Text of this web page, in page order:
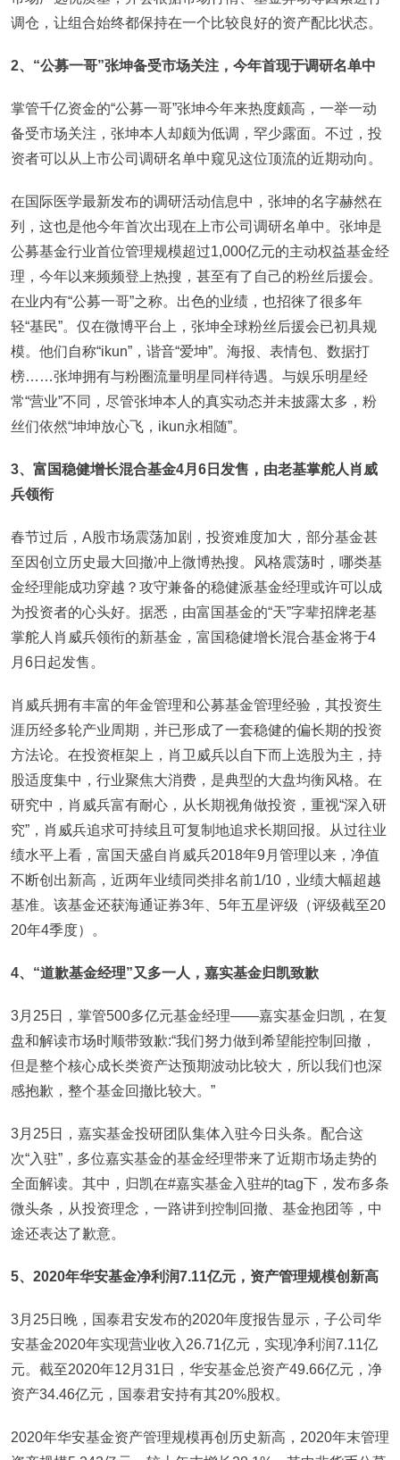
调仓，让组合始终都保持在一个比较良好的资产配比状态。
2、“公募一哥”张坤备受市场关注，今年首现于调研名单中
掌管千亿资金的“公募一哥”张坤今年来热度颇高，一举一动
备受市场关注，张坤本人却颇为低调，罕少露面。不过，投
资者可以从上市公司调研名单中窥见这位顶流的近期动向。
在国际医学最新发布的调研活动信息中，张坤的名字赫然在
列，这也是他今年首次出现在上市公司调研名单中。张坤是
公募基金行业首位管理规模超过1,000亿元的主动权益基金经
理，今年以来频频登上热搜，甚至有了自己的粉丝后援会。
在业内有“公募一哥”之称。出色的业绩，也招徕了很多年
轻“基民”。仅在微博平台上，张坤全球粉丝后援会已初具规
模。他们自称“ikun”，谐音“爱坤”。海报、表情包、数据打
榜……张坤拥有与粉圈流量明星同样待遇。与娱乐明星经
常“营业”不同，尽管张坤本人的真实动态并未披露太多，粉
丝们依然“坤坤放心飞，ikun永相随”。
3、富国稳健增长混合基金4月6日发售，由老基掌舵人肖威
兵领衔
春节过后，A股市场震荡加剧，投资难度加大，部分基金甚
至因创立历史最大回撤冲上微博热搜。风格震荡时，哪类基
金经理能成功穿越？攻守兼备的稳健派基金经理或许可以成
为投资者的心头好。据悉，由富国基金的“天”字辈招牌老基
掌舵人肖威兵领衔的新基金，富国稳健增长混合基金将于4
月6日起发售。
肖威兵拥有丰富的年金管理和公募基金管理经验，其投资生
涯历经多轮产业周期，并已形成了一套稳健的偏长期的投资
方法论。在投资框架上，肖卫威兵以自下而上选股为主，持
股适度集中，行业聚焦大消费，是典型的大盘均衡风格。在
研究中，肖威兵富有耐心，从长期视角做投资，重视“深入研
究”，肖威兵追求可持续且可复制地追求长期回报。从过往业
绩水平上看，富国天盛自肖威兵2018年9月管理以来，净值
不断创出新高，近两年业绩同类排名前1/10，业绩大幅超越
基准。该基金还获海通证券3年、5年五星评级（评级截至20
20年4季度）。
4、“道歉基金经理”又多一人，嘉实基金归凯致歉
3月25日，掌管500多亿元基金经理——嘉实基金归凯，在复
盘和解读市场时顺带致歉:“我们努力做到希望能控制回撤，
但是整个核心成长类资产达预期波动比较大，所以我们也深
感抱歉，整个基金回撤比较大。”
3月25日，嘉实基金投研团队集体入驻今日头条。配合这
次“入驻”，多位嘉实基金的基金经理带来了近期市场走势的
全面解读。其中，归凯在#嘉实基金入驻#的tag下，发布多条
微头条，从投资理念，一路讲到控制回撤、基金抱团等，中
途还表达了歉意。
5、2020年华安基金净利润7.11亿元，资产管理规模创新高
3月25日晚，国泰君安发布的2020年度报告显示，子公司华
安基金2020年实现营业收入26.71亿元，实现净利润7.11亿
元。截至2020年12月31日，华安基金总资产49.66亿元，净
资产34.46亿元，国泰君安持有其20%股权。
2020年华安基金资产管理规模再创历史新高，2020年末管理